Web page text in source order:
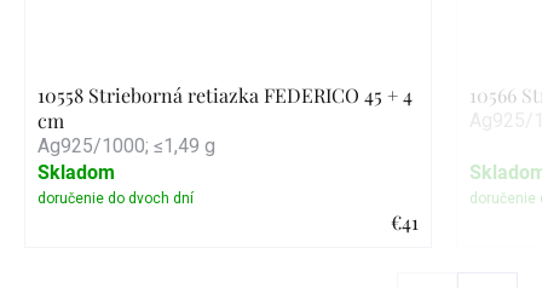
10558 Strieborná retiazka FEDERICO 45 + 4
cm
Ag925/1000; ≤1,49 g
€41
Skladom
10566